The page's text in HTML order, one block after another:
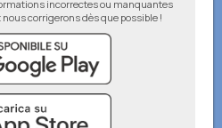
incorrectes ou manquantes
corrigerons dès que possible !